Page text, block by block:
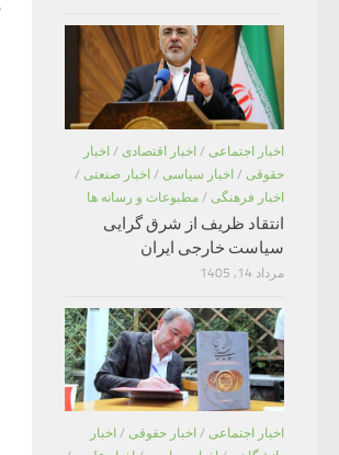
اخبار اجتماعی / اخبار اقتصادی / اخبار
حقوقی / اخبار سیاسی / اخبار صنعتی /
اخبار فرهنگی / مطبوعات و رسانه ها
انتقاد ظریف از شرق گرایی
سیاست خارجی ایران
مرداد 14, 1405
اخبار اجتماعی / اخبار حقوقی / اخبار